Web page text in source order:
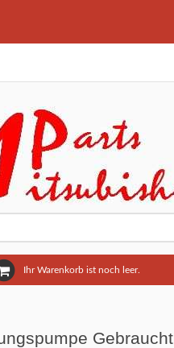
Ihr Warenkorb ist noch leer.
Gebraucht